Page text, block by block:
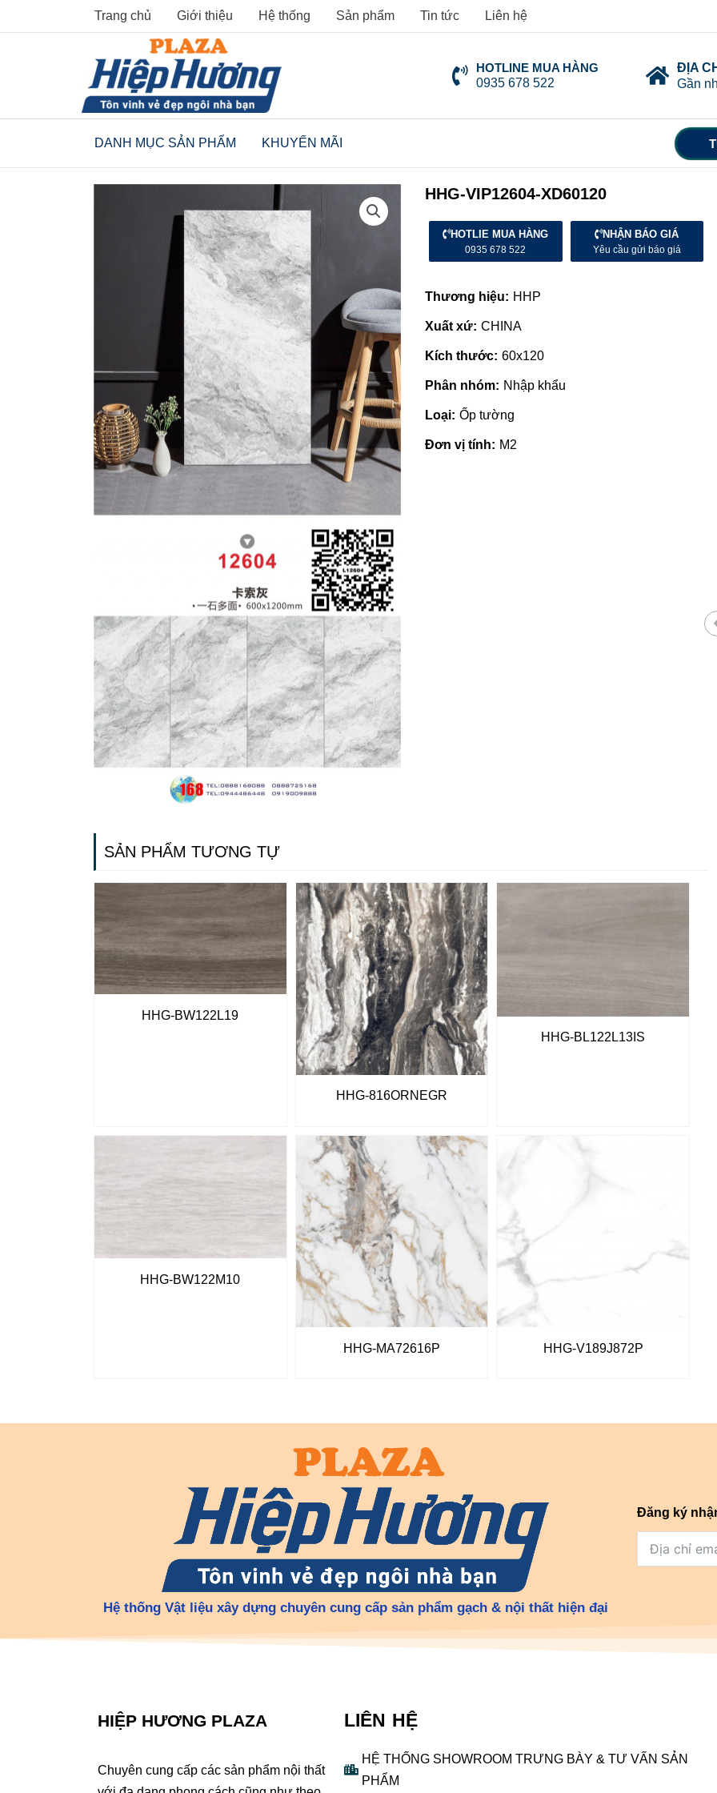
to
Trang chủ Giới thiệu Hệ thống Sản phẩm Tin tức Liên hệ
HOTLINE MUA HÀNG
0935 678 522
ĐỊA
Gần
DANH MỤC SẢN PHẨM KHUYẾN MÃI
HHG-VIP12604-XD60120
HOTLIE MUA HÀNG
0935 678 522
NHẬN BÁO GIÁ
Yêu cầu gửi báo giá
Thương hiệu: HHP
Xuất xứ: CHINA
Kích thước: 60x120
Phân nhóm: Nhập khẩu
Loại: Ốp tường
Đơn vị tính: M2
SẢN PHẨM TƯƠNG TỰ
HHG-BW122L19
HHG-816ORNEGR
HHG-BL122L13IS
HHG-BW122M10
HHG-MA72616P HHG-V189J872P
Nhà
tại
Hệ thống Vật liệu xây dựng chuyên cung cấp sản phẩm gạch & nội thất hiện đại
Đăng ký
HIỆP HƯƠNG PLAZA
Chuyên cung cấp các sản phẩm nội thất
LIÊN HỆ
HỆ THỐNG SHOWROOM TRƯNG BÀY & TƯ VẤN SẢN
PHẨM